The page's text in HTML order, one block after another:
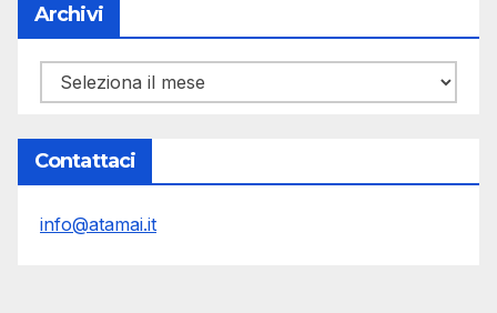
Archivi
Archivi
Contattaci
info@atamai.it